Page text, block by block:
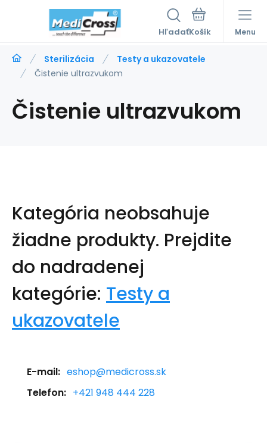
Hľadať Menu
Sterilizácia
Testy a ukazovatele
Čistenie ultrazvukom
Čistenie ultrazvukom
Kategória neobsahuje
žiadne produkty. Prejdite
do nadradenej
kategórie: Testy a
ukazovatele
E-mail: eshop@medicross.sk
Telefon: +421 948 444 228